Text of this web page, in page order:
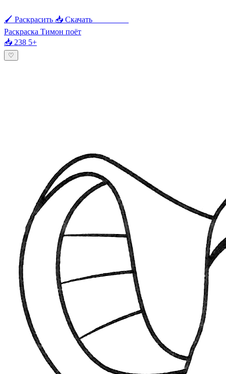
🖌 Раскрасить 📥 Скачать
Раскраска Тимон поёт
📥 238 5+
♡